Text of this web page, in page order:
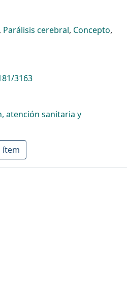
, Parálisis cerebral, Concepto,
3163
atención sanitaria y
ítem